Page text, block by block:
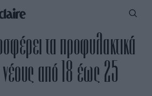
τα προφυλακτικά
από 18 έως 25